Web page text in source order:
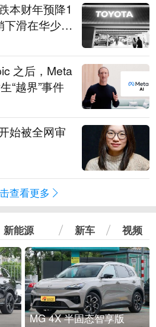
本财年预降1
滑在华少卖
之后，Meta
“越界”事件
始被全网审
查看更多
新能源 新车 视频
MG 4X 半固态智享版